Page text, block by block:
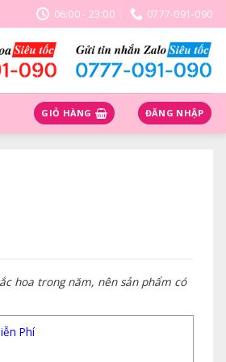
06:00 - 23:00 0777-091-090
GIỎ HÀNG ĐĂNG NHẬP
hoa trong năm, nên sản phẩm có
Phí